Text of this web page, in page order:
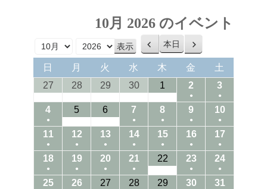
10月 2026 のイベント
前
へ
本日
次
へ
日
曜
月
曜
火
曜
水
曜
木 金 土
2727/09/2026
2828/09/2026
2929/09/2026
3030/09/2026
1 01/10/2026
2 02/10/2026
●
(1
event)
303/10/
●
(1
event)
404/10/2026
●
(1
event)
505/10/2026
606/10/2026
7 07/10/2026
●
(1
event)
808/10/2026
●
(1
event)
909/10/2026
●
(1
event)
1010/10/
●
(1
event)
1111/10/2026
●
(1
event)
1212/10/2026
●
(1
event)
1313/10/2026
●
(1
event)
1414/10/2026
●
(1
event)
1515/10/2026
●
(1
event)
1616/10/2026
●
(1
event)
1717/10/
●
(1
event)
1818/10/2026
●
(1
1919/10/2026
●
(1
2020/10/2026
●
(1
2121/10/2026
●
(1
2222/10/2026
2323/10/2026
●
(1
2424/10/
●
(1
2525/10/2026
2626/10/2026
2727/10/2026
2828/10/2026
2929/10/2026
3030/10/2026
3131/10/